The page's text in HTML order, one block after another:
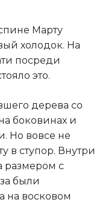
Марту
холодок. На
посреди
это.
дерева со
боковинах и
Но вовсе не
в ступор. Внутри
размером с
были
на восковом